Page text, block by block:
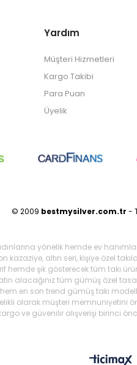
Yardım
Müşteri Hizmetleri
Kargo Takibi
Para Puan
Üyelik
© 2009 bestmysilver.com.tr -
yönelik hemde ev
kazaziye, altın seri, kişiye özel
hemde şık gösterecek tüm takı
alacağınız tüm gümüş özel
en son trend gümüş takı
olarak müşteri memnuniyetini
ve güvenilir alışverişi birinci